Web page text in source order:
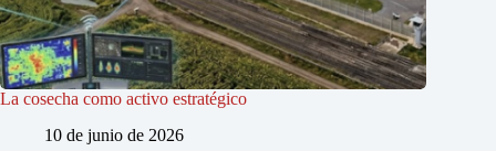
La cosecha como activo estratégico
10 de junio de 2026